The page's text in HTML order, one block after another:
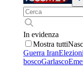
In evidenza
Mostra tutti
Guerra IranElezioni
boscoGarlasco